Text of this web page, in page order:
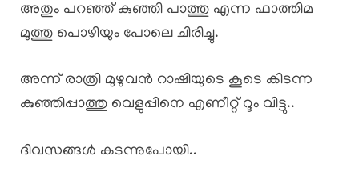
അതും പറഞ്ഞ് കുഞ്ഞി പാത്തു എന്ന ഫാത്തിമ
മുത്തു പൊഴിയും പോലെ ചിരിച്ചു.
അന്ന് രാത്രി മുഴുവൻ റാഷിയുടെ കൂടെ കിടന്ന
കുഞ്ഞിപ്പാത്തു വെളുപ്പിനെ എണീറ്റ് റൂം വിട്ടു..
ദിവസങ്ങൾ കടന്നുപോയി..